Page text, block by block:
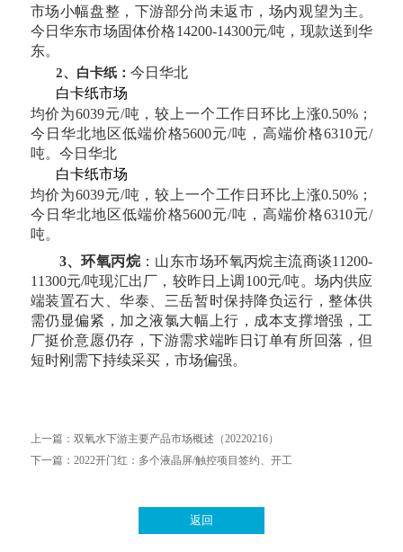
市场小幅盘整，下游部分尚未返市，场内观望为主。
今日华东市场固体价格14200-14300元/吨，现款送到华
东。
2、白卡纸： 今日华北
白卡纸市场
均价为6039元/吨，较上一个工作日环比上涨0.50%；
今日华北地区低端价格5600元/吨，高端价格6310元/
吨。今日华北
白卡纸市场
均价为6039元/吨，较上一个工作日环比上涨0.50%；
今日华北地区低端价格5600元/吨，高端价格6310元/
吨。
3、环氧丙烷： 山东市场环氧丙烷主流商谈11200-
11300元/吨现汇出厂，较昨日上调100元/吨。场内供应
端装置石大、华泰、三岳暂时保持降负运行，整体供
需仍显偏紧，加之液氯大幅上行，成本支撑增强，工
厂挺价意愿仍存，下游需求端昨日订单有所回落，但
短时刚需下持续采买，市场偏强。
上一篇： 双氧水下游主要产品市场概述（20220216）
下一篇： 2022开门红：多个液晶屏/触控项目签约、开工
返回